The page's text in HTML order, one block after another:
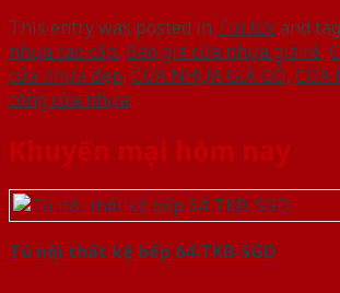
This entry was posted in Tin tứcand
nhựa cao cấp, Báo giá cửa nhựa giá rẻ,
cửa nhựa đẹp, CỬA NHỰA GIẢ GỖ, CỬA
công cửa nhựa.
Khuyến mại hôm nay
Tủ nội thất kệ bếp 64-TKB-SGD